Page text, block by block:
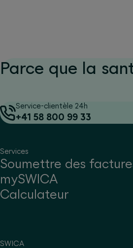
Parce que la
Service-clientèle 24h
+41 58 800 99 33
Services
Soumettre des
mySWICA
Calculateur
SWICA